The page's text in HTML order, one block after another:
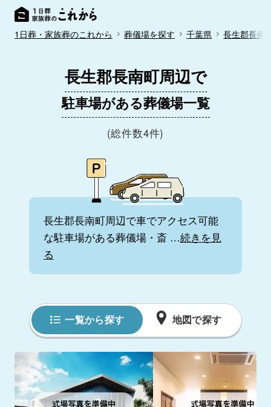
1日葬・家族葬のこれから 葬儀場を探す 千葉県 長生郡長南
長生郡長南町周辺で
駐車場がある葬儀場一覧
(総件数4件)
長生郡長南町周辺で車でアクセス可能
な駐車場がある葬儀場・斎 …続きを見
る
一覧から探す 地図で探す